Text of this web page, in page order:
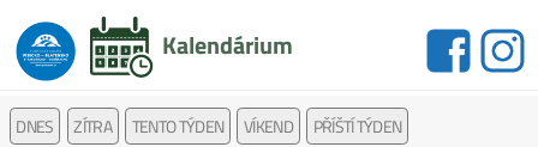
Kalendárium
DNES ZÍTRA TENTO TÝDEN VÍKEND
PŘÍŠTÍ TÝDEN